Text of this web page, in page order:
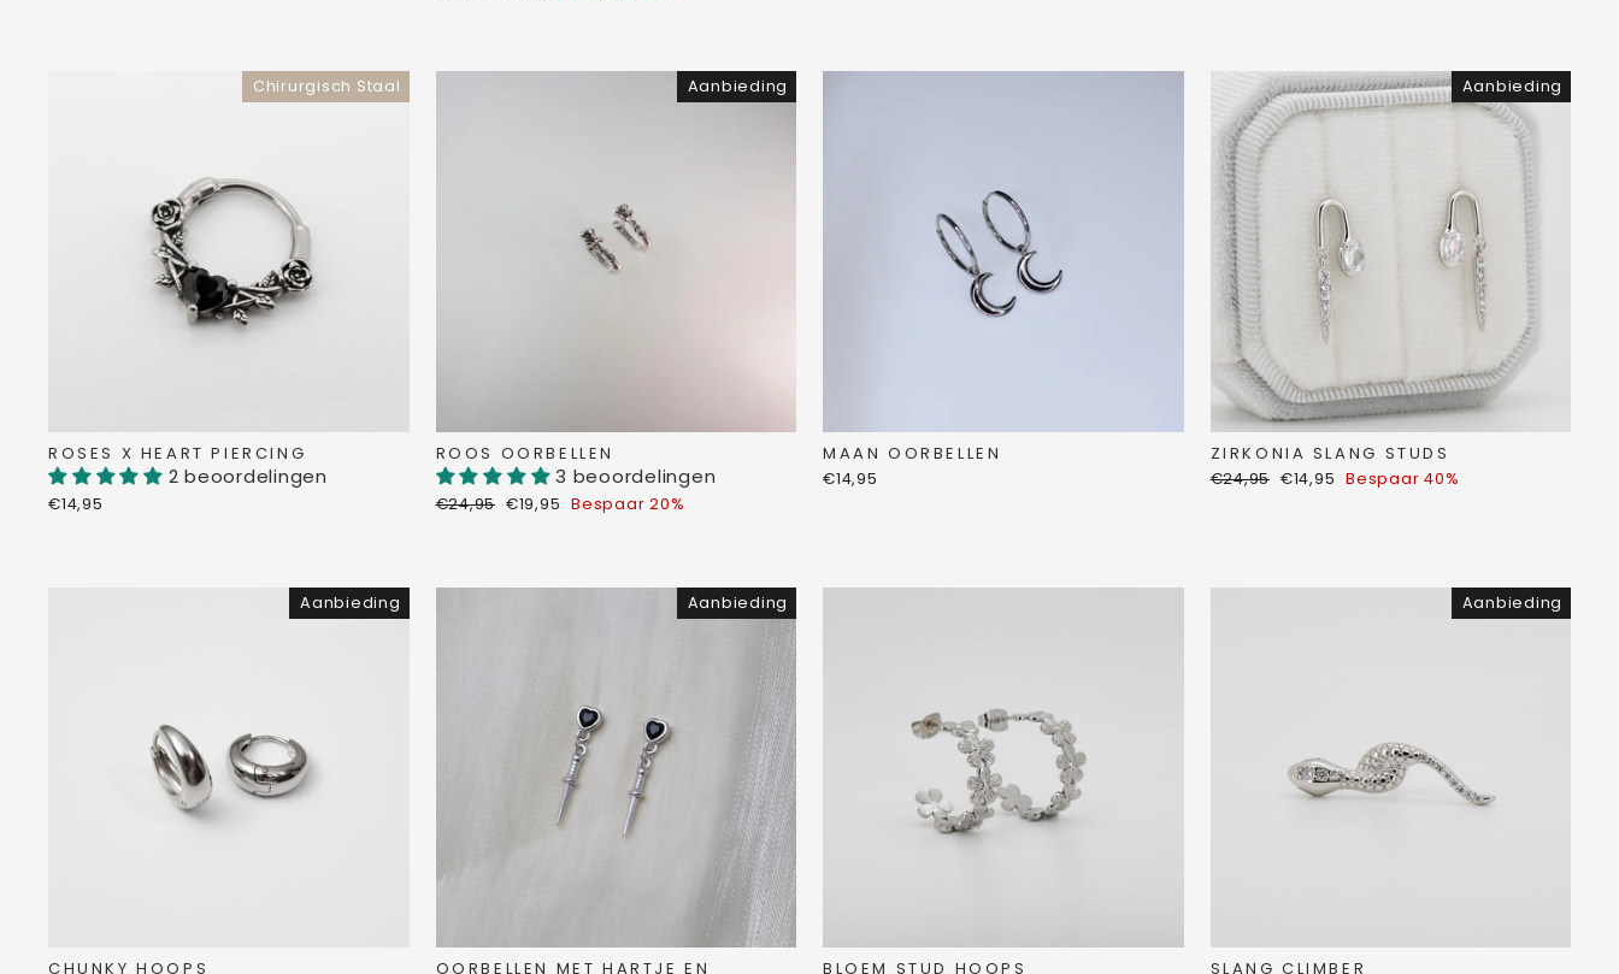
Chirurgisch Staal
ROSES X HEART PIERCING
2 beoordelingen
€14,95
Aanbieding
ROOS OORBELLEN
3 beoordelingen
Normale
€24,95 Verkoopprijs
€19,95 Bespaar 20%
MAAN OORBELLEN
€14,95
Aanbieding
ZIRKONIA SLANG STUDS
Normale
€24,95 Verkoopprijs
€14,95 Bespaar 40%
Aanbieding
CHUNKY HOOPS
Aanbieding
OORBELLEN MET HARTJE EN
BLOEM STUD HOOPS
Aanbieding
SLANG CLIMBER